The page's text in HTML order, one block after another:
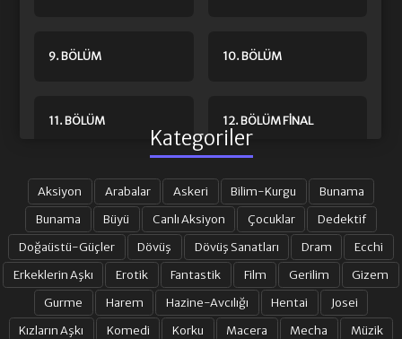
9. BÖLÜM 10. BÖLÜM
11. BÖLÜM 12. BÖLÜM FINAL
Kategoriler
Aksiyon Arabalar Askeri Bilim-Kurgu
Bunama
Bunama
Büyü Canlı Aksiyon Çocuklar
Dedektif
Doğaüstü-Güçler
Dövüş Dövüş Sanatları Dram
Ecchi
Erkeklerin Aşkı
Erotik Fantastik Film Gerilim
Gizem
Gurme
Harem Hazine-Avcılığı Hentai
Josei
Kızların Aşkı
Komedi Korku Macera Mecha Müzik